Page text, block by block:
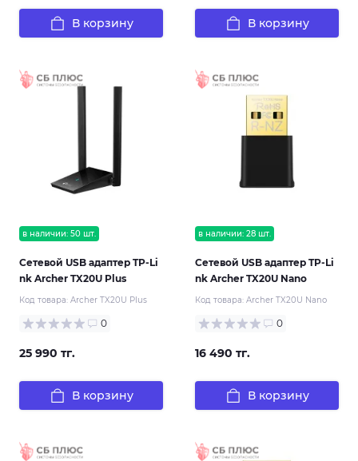
В корзину В корзину
в наличии: 50 шт.
Сетевой USB адаптер TP-Li
nk Archer TX20U Plus
Код товара: Archer TX20U Plus
0
25 990 тг.
В корзину
в наличии: 28 шт.
Сетевой USB адаптер TP-Li
nk Archer TX20U Nano
Код товара: Archer TX20U Nano
0
16 490 тг.
В корзину